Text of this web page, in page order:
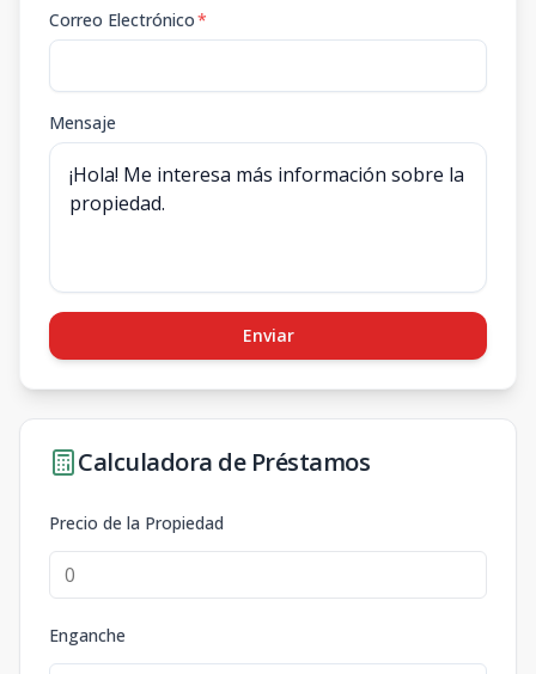
Correo Electrónico*
Mensaje
Enviar
Calculadora de Préstamos
Precio de la Propiedad
Enganche